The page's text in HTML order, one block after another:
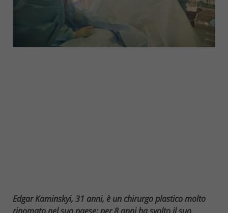
Edgar Kaminskyi, 31 anni, è un chirurgo plastico molto